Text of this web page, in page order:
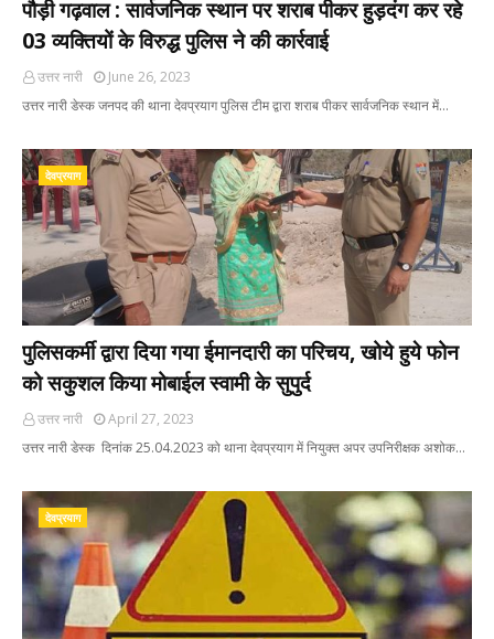
पौड़ी गढ़वाल : सार्वजनिक स्थान पर शराब पीकर हुड़दंग कर रहे
03 व्यक्तियों के विरुद्ध पुलिस ने की कार्रवाई
उत्तर नारी
June 26, 2023
उत्तर नारी डेस्क जनपद की थाना देवप्रयाग पुलिस टीम द्वारा शराब पीकर सार्वजनिक स्थान में…
देवप्रयाग
पुलिसकर्मी द्वारा दिया गया ईमानदारी का परिचय, खोये हुये फोन
को सकुशल किया मोबाईल स्वामी के सुपुर्द
उत्तर नारी
April 27, 2023
उत्तर नारी डेस्क दिनांक 25.04.2023 को थाना देवप्रयाग में नियुक्त अपर उपनिरीक्षक अशोक…
देवप्रयाग